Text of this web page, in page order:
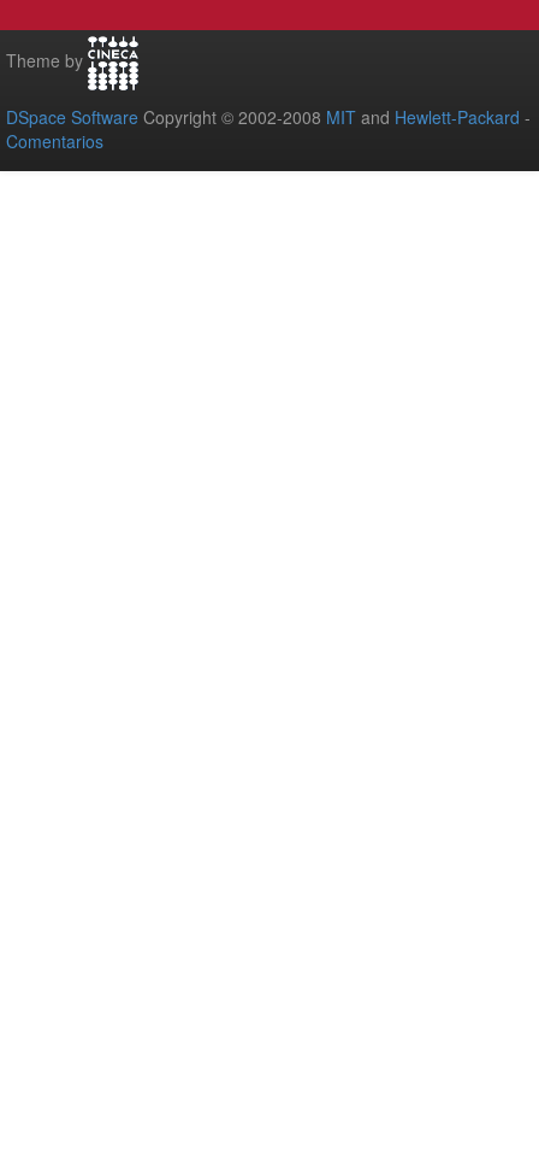
Theme by
DSpace Software Copyright © 2002-2008 MIT and Hewlett-Packard -
Comentarios